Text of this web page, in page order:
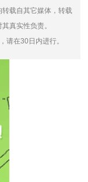
转载自其它媒体，转载
真实性负责。
请在30日内进行。